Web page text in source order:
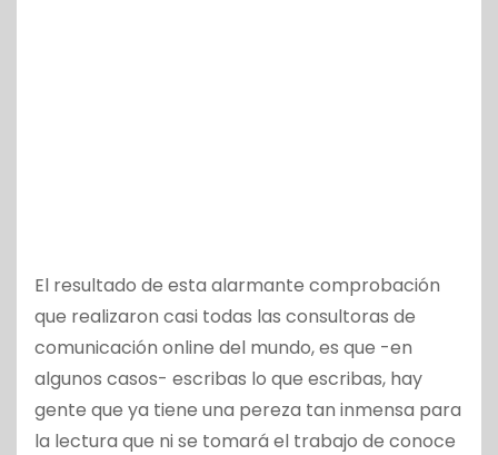
El resultado de esta alarmante comprobación
que realizaron casi todas las consultoras de
comunicación online del mundo, es que -en
algunos casos- escribas lo que escribas, hay
gente que ya tiene una pereza tan inmensa para
la lectura que ni se tomará el trabajo de conoce